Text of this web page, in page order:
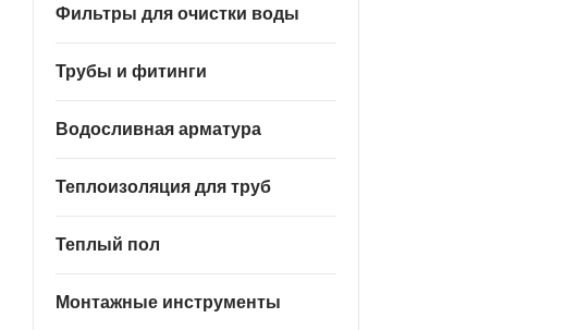
Фильтры для очистки воды
Трубы и фитинги
Водосливная арматура
Теплоизоляция для труб
Теплый пол
Монтажные инструменты